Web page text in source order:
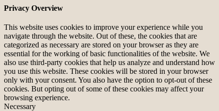
Privacy Overview
This website uses cookies to improve your experience while you
navigate through the website. Out of these, the cookies that are
categorized as necessary are stored on your browser as they are
essential for the working of basic functionalities of the website. We
also use third-party cookies that help us analyze and understand how
you use this website. These cookies will be stored in your browser
only with your consent. You also have the option to opt-out of these
cookies. But opting out of some of these cookies may affect your
browsing experience.
Necessary